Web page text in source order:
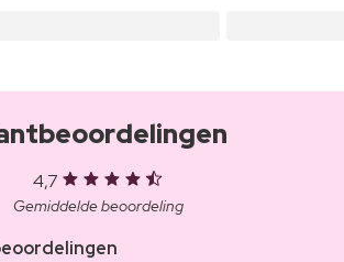
4,7
Gemiddelde beoordeling